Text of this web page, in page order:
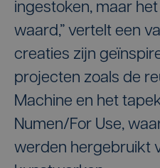
ingestoken, maar
waard,” vertelt een
creaties zijn
projecten zoals de
Machine en het
Numen/For Use,
werden hergebruikt